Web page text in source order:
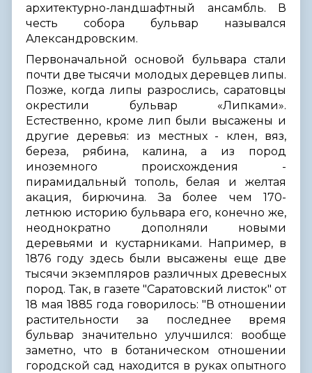
архитектурно-ландшафтный ансамбль. В
честь собора бульвар назывался
Александровским.
Первоначальной основой бульвара стали
почти две тысячи молодых деревцев липы.
Позже, когда липы разрослись, саратовцы
окрестили бульвар «Липками».
Естественно, кроме лип были высажены и
другие деревья: из местных - клен, вяз,
береза, рябина, калина, а из пород
иноземного происхождения -
пирамидальный тополь, белая и желтая
акация, бирючина. За более чем 170-
летнюю историю бульвара его, конечно же,
неоднократно дополняли новыми
деревьями и кустарниками. Например, в
1876 году здесь были высажены еще две
тысячи экземпляров различных древесных
пород. Так, в газете "Саратовский листок" от
18 мая 1885 года говорилось: "В отношении
растительности за последнее время
бульвар значительно улучшился: вообще
заметно, что в ботаническом отношении
городской сад находится в руках опытного